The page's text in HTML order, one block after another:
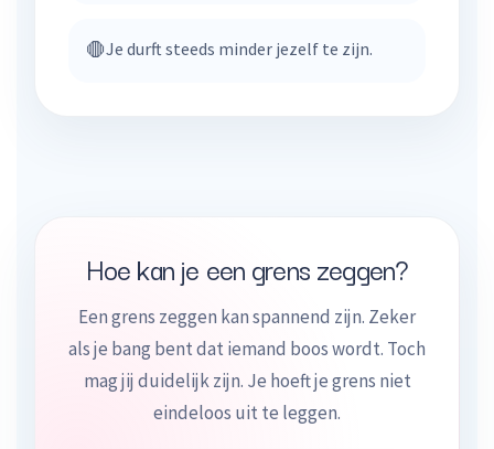
🛑Je durft steeds minder jezelf te zijn.
Hoe kan je een grens zeggen?
Een grens zeggen kan spannend zijn. Zeker
als je bang bent dat iemand boos wordt. Toch
mag jij duidelijk zijn. Je hoeft je grens niet
eindeloos uit te leggen.